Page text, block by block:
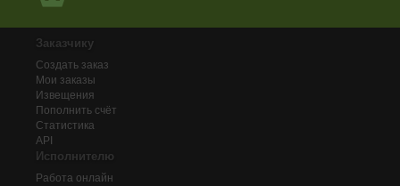
Заказчику
Создать заказ
Мои заказы
Извещения
Пополнить счёт
Статистика
API
Исполнителю
Работа онлайн